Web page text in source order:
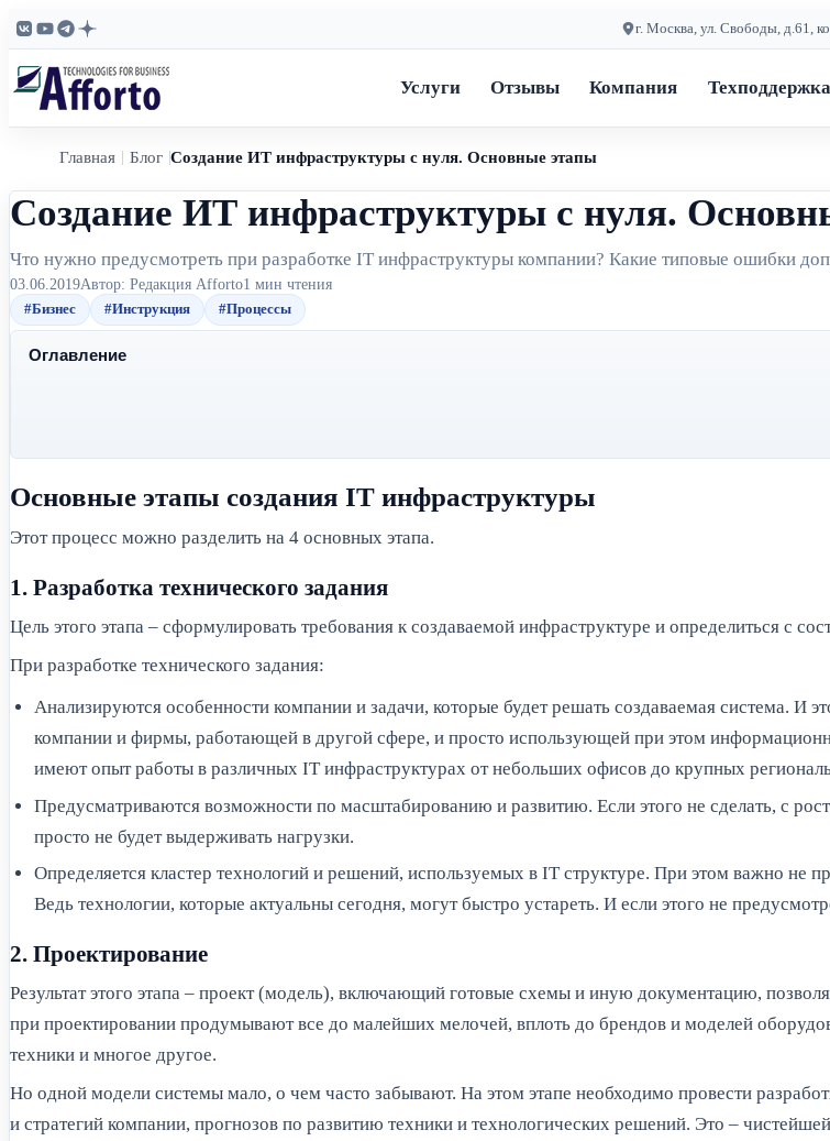
г. Москва, ул. Свободы, д.61,
Услуги Отзывы Компания Техподдержка
Главная Блог Создание ИТ инфраструктуры с нуля. Основные этапы
Создание ИТ инфраструктуры с нуля.
Что нужно предусмотреть при разработке IT инфраструктуры компании? Какие типовые ошибки
03.06.2019Автор: Редакция Afforto1 мин чтения
#Бизнес #Инструкция #Процессы
Оглавление
Основные этапы создания IT инфраструктуры
Этот процесс можно разделить на 4 основных этапа.
1. Разработка технического задания
Цель этого этапа – сформулировать требования к создаваемой инфраструктуре и определиться с
При разработке технического задания:
Анализируются особенности компании и задачи, которые будет решать создаваемая система. И
компании и фирмы, работающей в другой сфере, и просто использующей при этом
имеют опыт работы в различных IT инфраструктурах от небольших офисов до крупных
Предусматриваются возможности по масштабированию и развитию. Если этого не сделать, с
просто не будет выдерживать нагрузки.
Определяется кластер технологий и решений, используемых в IT структуре. При этом важно не
Ведь технологии, которые актуальны сегодня, могут быстро устареть. И если этого не
2. Проектирование
Результат этого этапа – проект (модель), включающий готовые схемы и иную документацию,
при проектировании продумывают все до малейших мелочей, вплоть до брендов и моделей
техники и многое другое.
Но одной модели системы мало, о чем часто забывают. На этом этапе необходимо провести
и стратегий компании, прогнозов по развитию техники и технологических решений. Это –